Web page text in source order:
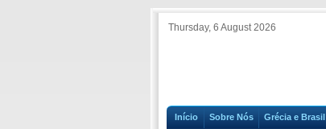
Thursday, 6 August 2026
Início Sobre Nós Grécia e Brasil